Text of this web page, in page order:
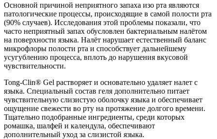
Основной причиной неприятного запаха изо рта являются
патологические процессы, происходящие в самой полости рта
(90% случаев). Исследования этой проблемы показали, что
часто неприятный запах обусловлен бактериальным налётом
на поверхности языка. Налёт нарушает естественный баланс
микрофлоры полости рта и способствует дальнейшему
усугублению процесса, вплоть до нарушения вкусовой
чувствительности.
Tong-Clin® Gel растворяет и основательно удаляет налет с
языка. Специальный состав геля дополнительно питает
чувствительную слизистую оболочку языка и обеспечивает
ощущение свежести во рту на протяжение долгого времени.
Тщательно подобранные ингредиенты, среди которых
ромашка, шалфей и календула, обеспечивают
дополнительный уход за слизистой языка.